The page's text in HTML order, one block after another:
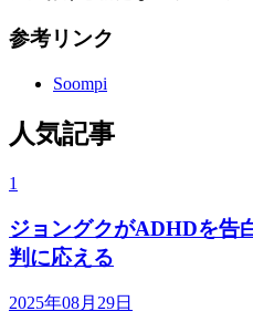
参考リンク
Soompi
人気記事
1
ジョングクがADHDを告
判に応える
2025年08月29日